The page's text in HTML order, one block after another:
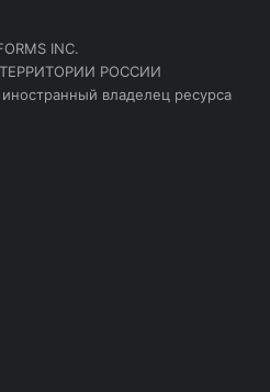
INC.
ТЕРРИТОРИИ РОССИИ
владелец ресурса